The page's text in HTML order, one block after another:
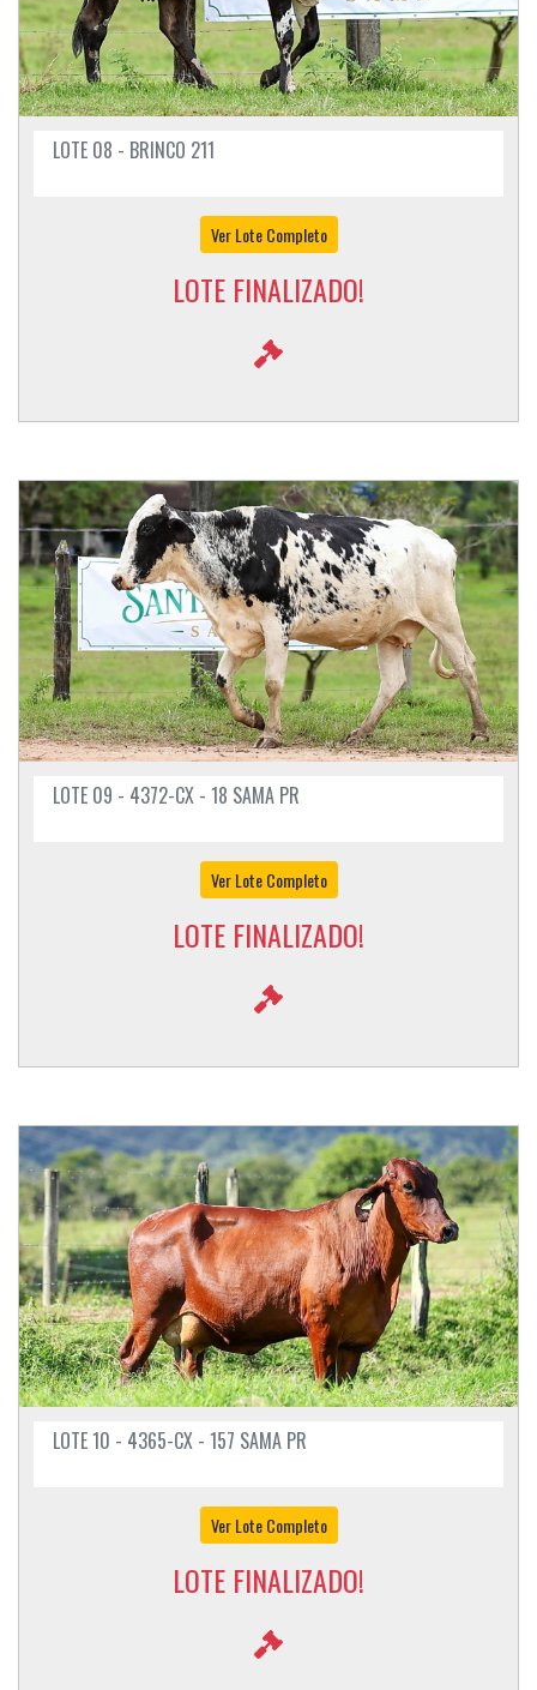
LOTE 08 - BRINCO 211
Ver Lote Completo
LOTE FINALIZADO!
LOTE 09 - 4372-CX - 18 SAMA PR
Ver Lote Completo
LOTE FINALIZADO!
LOTE 10 - 4365-CX - 157 SAMA PR
Ver Lote Completo
LOTE FINALIZADO!